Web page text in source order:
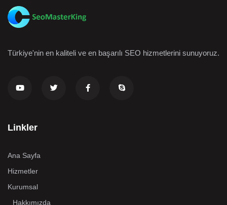
Türkiye'nin en kaliteli ve en başarılı SEO hizmetlerini sunuyoruz.
Linkler
Ana Sayfa
Hizmetler
Kurumsal
Hakkımızda